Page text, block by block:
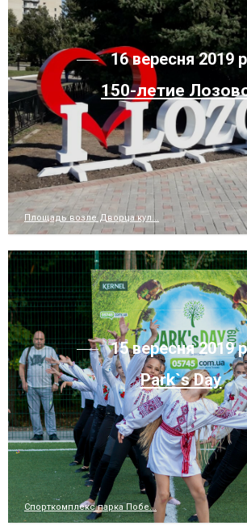
16 вересня 2019
150-летие
Площадь возле Дворца кул...
15 вересня 2019
Park`s Day
Спорткомплекс парка Побе...